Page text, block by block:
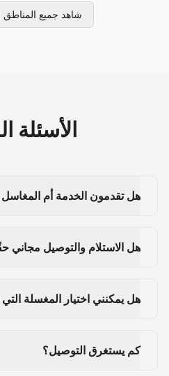
شاهد جميع المناطق
الأسئلة
هل تقدمون الخدمة أم
هل الاستلام والتوصيل مجاني
هل يمكنني اختيار المغسلة
كم يستغرق التوصيل؟